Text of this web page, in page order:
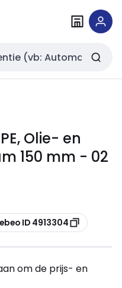
Olie- en
150 mm - 02
ID 4913304
om de prijs- en